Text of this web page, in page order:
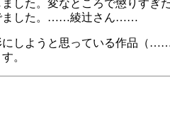
した。変なところで懲りすぎ
でました。……綾辻さん……
しようと思っている作品（
。